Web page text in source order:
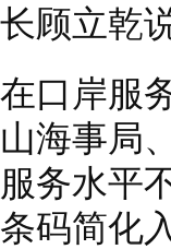
长顾立乾说
在口岸服
山海事局
服务水平
条码简化